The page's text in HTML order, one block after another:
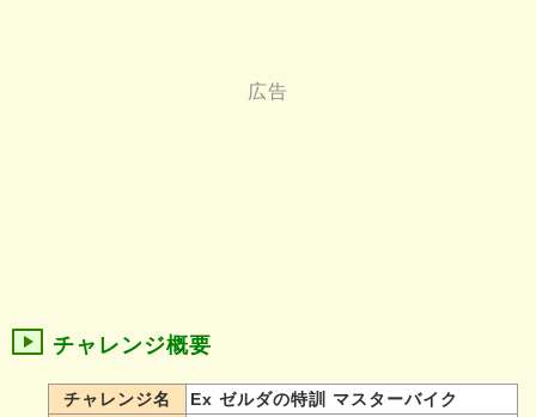
チャレンジ概要
チャレンジ名
Ex ゼルダの特訓 マスターバイク